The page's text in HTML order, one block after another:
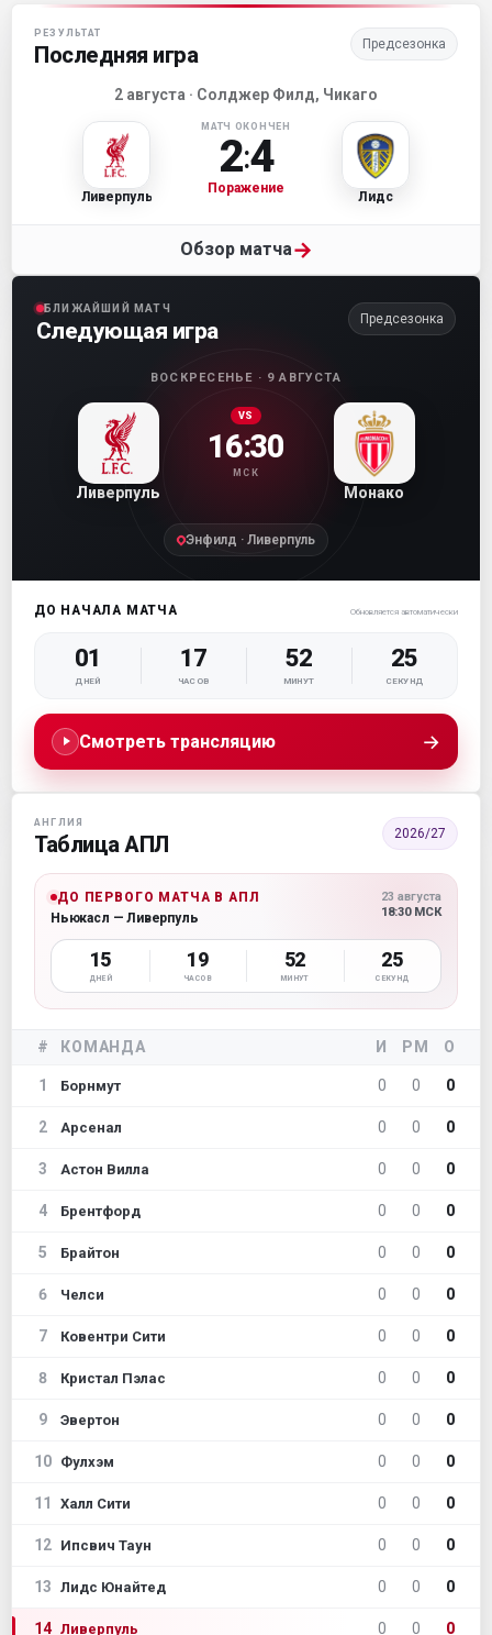
Матч-центр «Ливерпуля»
РЕЗУЛЬТАТ
Последняя игра Предсезонка
2 августа · Солджер Филд, Чикаго
Ливерпуль
МАТЧ ОКОНЧЕН
2:4
Поражение
Лидс
Обзор матча→
БЛИЖАЙШИЙ МАТЧ
Следующая игра Предсезонка
ВОСКРЕСЕНЬЕ · 9 АВГУСТА
Ливерпуль
VS
16:30
МСК
Монако
Энфилд · Ливерпуль
ДО НАЧАЛА МАТЧА Обновляется автоматически
01
ДНЕЙ
17
ЧАСОВ
52
МИНУТ
24
СЕКУНД
Смотреть трансляцию →
АНГЛИЯ
Таблица АПЛ 2026/27
ДО ПЕРВОГО МАТЧА В АПЛ
Ньюкасл — Ливерпуль
23 августа
18:30 МСК
15
ДНЕЙ
19
ЧАСОВ
52
МИНУТ
24
СЕКУНД
# КОМАНДА И РМ О
1 Борнмут 0 0 0
2 Арсенал 0 0 0
3 Астон Вилла 0 0 0
4 Брентфорд 0 0 0
5 Брайтон 0 0 0
6 Челси 0 0 0
7 Ковентри Сити 0 0 0
8 Кристал Пэлас 0 0 0
9 Эвертон 0 0 0
10 Фулхэм 0 0 0
11 Халл Сити 0 0 0
12 Ипсвич Таун 0 0 0
13 Лидс Юнайтед 0 0 0
14 Ливерпуль 0 0 0